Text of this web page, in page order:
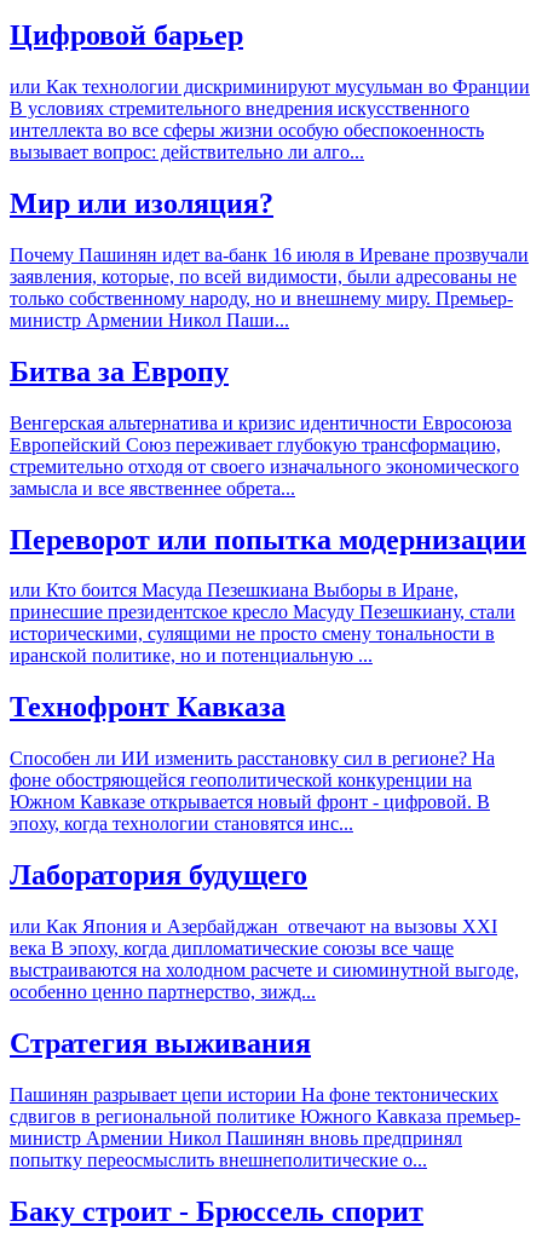
Цифровой барьер
или Как технологии дискриминируют мусульман во Франции
В условиях стремительного внедрения искусственного
интеллекта во все сферы жизни особую обеспокоенность
вызывает вопрос: действительно ли алго...
Мир или изоляция?
Почему Пашинян идет ва-банк 16 июля в Иреване прозвучали
заявления, которые, по всей видимости, были адресованы не
только собственному народу, но и внешнему миру. Премьер-
министр Армении Никол Паши...
Битва за Европу
Венгерская альтернатива и кризис идентичности Евросоюза
Европейский Союз переживает глубокую трансформацию,
стремительно отходя от своего изначального экономического
замысла и все явственнее обрета...
Переворот или попытка модернизации
или Кто боится Масуда Пезешкиана Выборы в Иране,
принесшие президентское кресло Масуду Пезешкиану, стали
историческими, сулящими не просто смену тональности в
иранской политике, но и потенциальную ...
Технофронт Кавказа
Способен ли ИИ изменить расстановку сил в регионе? На
фоне обостряющейся геополитической конкуренции на
Южном Кавказе открывается новый фронт - цифровой. В
эпоху, когда технологии становятся инс...
Лаборатория будущего
или Как Япония и Азербайджан отвечают на вызовы XXI
века В эпоху, когда дипломатические союзы все чаще
выстраиваются на холодном расчете и сиюминутной выгоде,
особенно ценно партнерство, зижд...
Стратегия выживания
Пашинян разрывает цепи истории На фоне тектонических
сдвигов в региональной политике Южного Кавказа премьер-
министр Армении Никол Пашинян вновь предпринял
попытку переосмыслить внешнеполитические о...
Баку строит - Брюссель спорит